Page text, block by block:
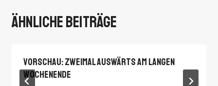
Ähnliche Beiträge
Vorschau: Zweimal Auswärts Am Langen
Wochenende